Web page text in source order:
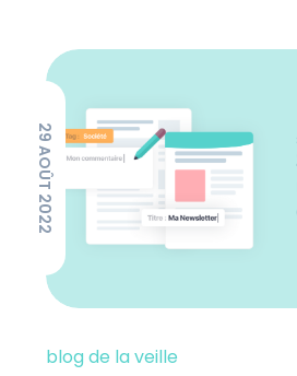
29 AOÛT 2022
blog de la veille